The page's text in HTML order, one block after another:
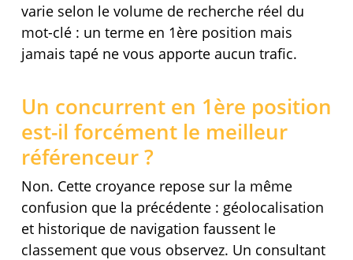
varie selon le volume de recherche réel du
mot-clé : un terme en 1ère position mais
jamais tapé ne vous apporte aucun trafic.
Un concurrent en 1ère position
est-il forcément le meilleur
référenceur ?
Non. Cette croyance repose sur la même
confusion que la précédente : géolocalisation
et historique de navigation faussent le
classement que vous observez. Un consultant